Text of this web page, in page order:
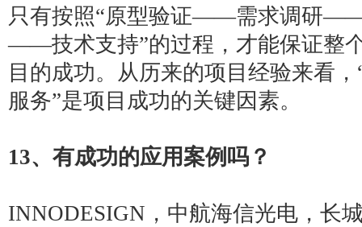
只有按照“原型验证——需求调研
——技术支持”的过程，才能保证整
目的成功。从历来的项目经验来看
服务”是项目成功的关键因素。
13、有成功的应用案例 吗？
INNODESIGN，中航海信光电，长